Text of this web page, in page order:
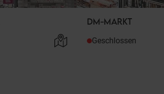
DM-MARKT
Geschlossen